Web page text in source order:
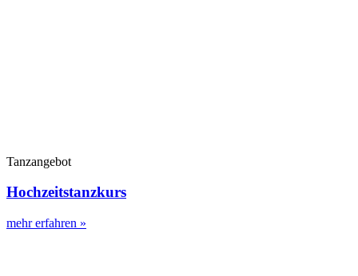
Tanzangebot
Hochzeitstanzkurs
mehr erfahren »